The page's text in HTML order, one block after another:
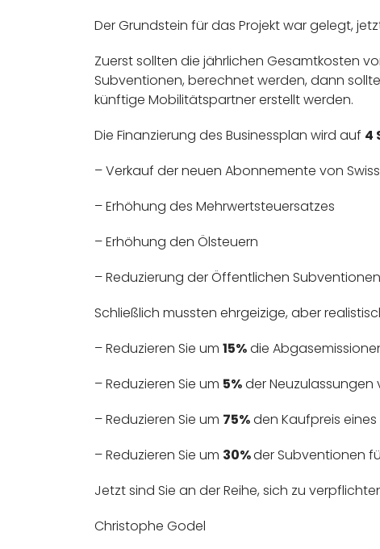
Der Grundstein für das Projekt war gelegt,
Zuerst sollten die jährlichen Gesamtkosten
Subventionen, berechnet werden, dann
künftige Mobilitätspartner erstellt werden.
Die Finanzierung des Businessplan wird auf 4
– Verkauf der neuen Abonnemente von
– Erhöhung des Mehrwertsteuersatzes
– Erhöhung den Ölsteuern
– Reduzierung der Öffentlichen Subventionen
Schließlich mussten ehrgeizige, aber
– Reduzieren Sie um 15%die
– Reduzieren Sie um 5%der Neuzulassungen
– Reduzieren Sie um 75%den Kaufpreis
– Reduzieren Sie um 30%der Subventionen
Jetzt sind Sie an der Reihe, sich zu
Christophe Godel